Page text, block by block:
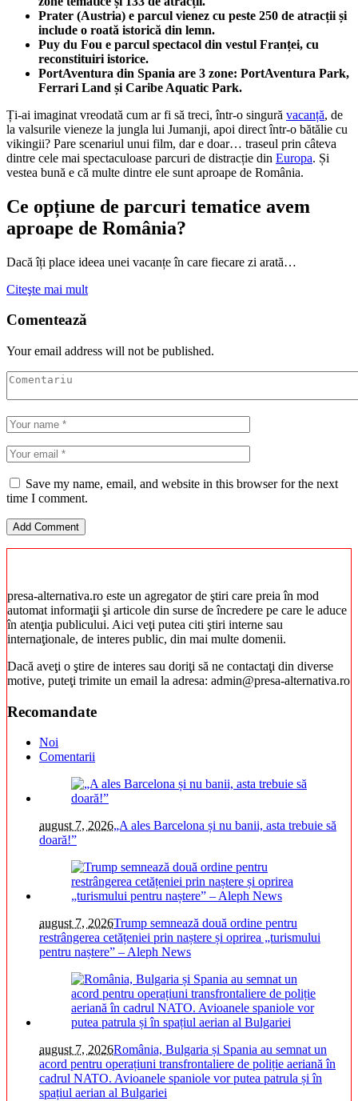
Prater (Austria) e parcul vienez cu peste 250 de atracții și
include o roată istorică din lemn.
Puy du Fou e parcul spectacol din vestul Franței, cu
reconstituiri istorice.
PortAventura din Spania are 3 zone: PortAventura Park,
Ferrari Land și Caribe Aquatic Park.
Ți-ai imaginat vreodată cum ar fi să treci, într-o singură vacanță, de
la valsurile vieneze la jungla lui Jumanji, apoi direct într-o bătălie cu
vikingii? Pare scenariul unui film, dar e doar… traseul prin câteva
dintre cele mai spectaculoase parcuri de distracție din Europa. Și
vestea bună e că multe dintre ele sunt aproape de România.
Ce opțiune de parcuri tematice avem
aproape de România?
Dacă îți place ideea unei vacanțe în care fiecare zi arată…
Citeşte mai mult
Comentează
Your email address will not be published.
Save my name, email, and website in this browser for the next
time I comment.
presa-alternativa.ro este un agregator de ştiri care preia în mod
automat informaţii şi articole din surse de încredere pe care le aduce
în atenţia publicului. Aici veţi putea citi ştiri interne sau
internaţionale, de interes public, din mai multe domenii.
Dacă aveţi o ştire de interes sau doriţi să ne contactaţi din diverse
motive, puteţi trimite un email la adresa: admin@presa-alternativa.ro
Recomandate
Noi
Comentarii
august 7, 2026„A ales Barcelona și nu banii, asta trebuie să
doară!”
august 7, 2026Trump semnează două ordine pentru
restrângerea cetățeniei prin naștere și oprirea „turismului
pentru naștere” – Aleph News
august 7, 2026România, Bulgaria și Spania au semnat un
acord pentru operațiuni transfrontaliere de poliție aeriană în
cadrul NATO. Avioanele spaniole vor putea patrula și în
spațiul aerian al Bulgariei